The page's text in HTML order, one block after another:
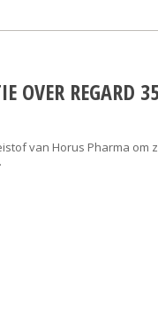
OVER REGARD
van Horus Pharma om